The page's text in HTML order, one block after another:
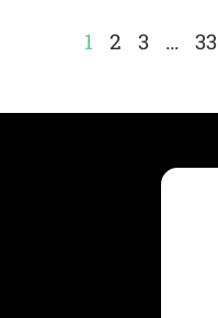
1 2 3 … 33